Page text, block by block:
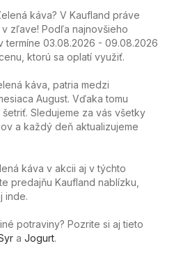
káva? V Kaufland práve
zľave! Podľa najnovšieho
termíne 03.08.2026 - 09.08.2026
ktorú sa oplatí využiť.
káva, patria medzi
August. Vďaka tomu
Sledujeme za vás všetky
a každý deň aktualizujeme
káva v akcii aj v týchto
predajňu Kaufland nablízku,
inde.
potraviny? Pozrite si aj tieto
a Jogurt.